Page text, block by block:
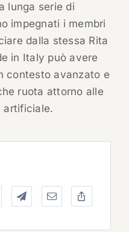
lunga serie di
impegnati i membri
dalla stessa Rita
in Italy può avere
contesto avanzato e
ruota attorno alle
artificiale.